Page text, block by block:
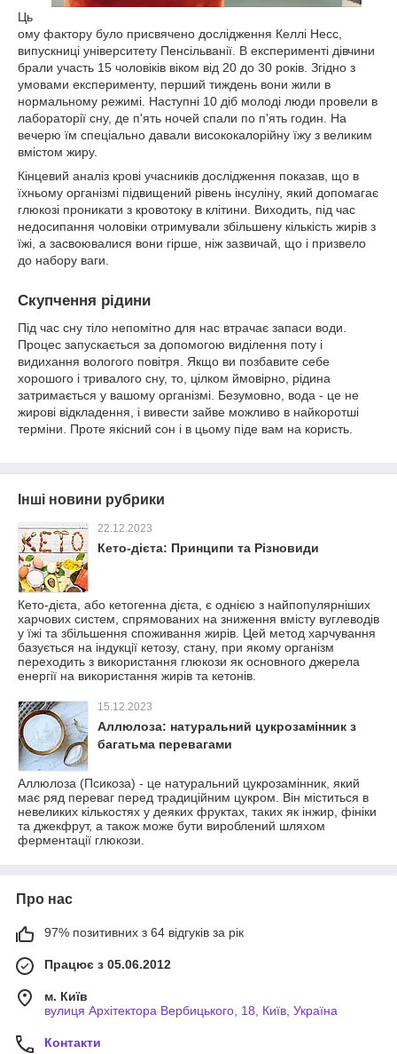
Ць
ому фактору було присвячено дослідження Келлі Несс,
випускниці університету Пенсільванії. В експерименті дівчини
брали участь 15 чоловіків віком від 20 до 30 років. Згідно з
умовами експерименту, перший тиждень вони жили в
нормальному режимі. Наступні 10 діб молоді люди провели в
лабораторії сну, де п'ять ночей спали по п'ять годин. На
вечерю їм спеціально давали висококалорійну їжу з великим
вмістом жиру.
Кінцевий аналіз крові учасників дослідження показав, що в
їхньому організмі підвищений рівень інсуліну, який допомагає
глюкозі проникати з кровотоку в клітини. Виходить, під час
недосипання чоловіки отримували збільшену кількість жирів з
їжі, а засвоювалися вони гірше, ніж зазвичай, що і призвело
до набору ваги.
Скупчення рідини
Під час сну тіло непомітно для нас втрачає запаси води.
Процес запускається за допомогою виділення поту і
видихання вологого повітря. Якщо ви позбавите себе
хорошого і тривалого сну, то, цілком ймовірно, рідина
затримається у вашому організмі. Безумовно, вода - це не
жирові відкладення, і вивести зайве можливо в найкоротші
терміни. Проте якісний сон і в цьому піде вам на користь.
Інші новини рубрики
22.12.2023
Кето-дієта: Принципи та Різновиди
Кето-дієта, або кетогенна дієта, є однією з найпопулярніших
харчових систем, спрямованих на зниження вмісту вуглеводів
у їжі та збільшення споживання жирів. Цей метод харчування
базується на індукції кетозу, стану, при якому організм
переходить з використання глюкози як основного джерела
енергії на використання жирів та кетонів.
15.12.2023
Аллюлоза: натуральний цукрозамінник з
багатьма перевагами
Аллюлоза (Псикоза) - це натуральний цукрозамінник, який
має ряд переваг перед традиційним цукром. Він міститься в
невеликих кількостях у деяких фруктах, таких як інжир, фініки
та джекфрут, а також може бути вироблений шляхом
ферментації глюкози.
Про нас
97% позитивних з 64 відгуків за рік
Працює з 05.06.2012
м. Київ
вулиця Архітектора Вербицького, 18, Київ, Україна
Контакти